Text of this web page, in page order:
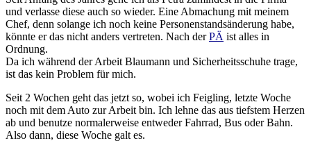
und verlasse diese auch so wieder. Eine Abmachung mit meinem
Chef, denn solange ich noch keine Personenstandsänderung habe,
könnte er das nicht anders vertreten. Nach derPÄ ist alles in
Ordnung.
Da ich während der Arbeit Blaumann und Sicherheitsschuhe trage,
ist das kein Problem für mich.
Seit 2 Wochen geht das jetzt so, wobei ich Feigling, letzte Woche
noch mit dem Auto zur Arbeit bin. Ich lehne das aus tiefstem Herzen
ab und benutze normalerweise entweder Fahrrad, Bus oder Bahn.
Also dann, diese Woche galt es.